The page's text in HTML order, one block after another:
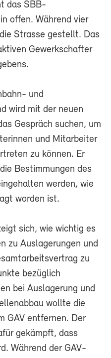
das SBB-
offen. Während vier
Strasse gestellt. Das
Gewerkschafter
und
wird mit der neuen
Gespräch suchen, um
und Mitarbeiter
zu können. Er
Bestimmungen des
werden, wie
worden ist.
sich, wie wichtig es
zu Auslagerungen und
zu
bezüglich
bei Auslagerung und
wollte die
GAV entfernen. Der
gekämpft, dass
Während der GAV-